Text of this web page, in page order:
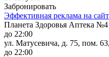
Забронировать
Эффективная реклама на
Планета Здоровья Аптека №4
до 22:00
ул. Матусевича, д. 75, пом.
до 22:00